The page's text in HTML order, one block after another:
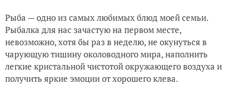
Рыба — одно из самых любимых блюд моей семьи.
Рыбалка для нас зачастую на первом месте,
невозможно, хотя бы раз в неделю, не окунуться в
чарующую тишину околоводного мира, наполнить
легкие кристальной чистотой окружающего воздуха и
получить яркие эмоции от хорошего клева.